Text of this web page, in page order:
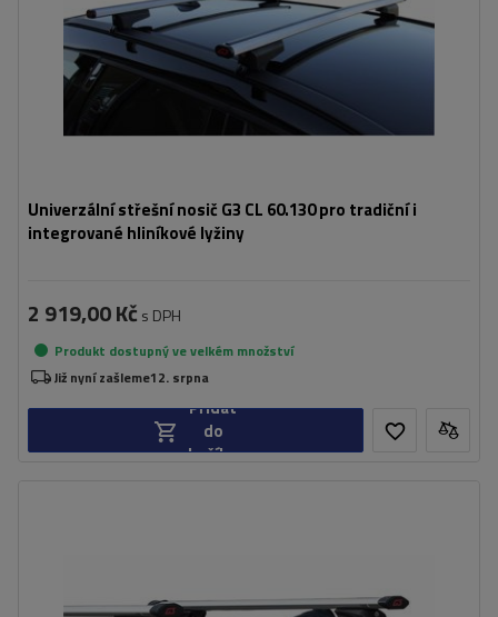
Univerzální střešní nosič G3 CL 60.130 pro tradiční i
integrované hliníkové lyžiny
2 919,00 Kč s DPH
Produkt dostupný ve velkém množství
Již nyní zašleme12. srpna
Přidat
do
košíku